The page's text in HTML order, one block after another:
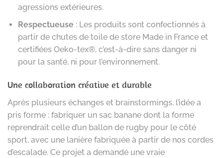
agressions extérieures.
Respectueuse: Les produits sont confectionnés à
partir de chutes de toile de store Made in France et
certifiées Oeko-tex®, c’est-à-dire sans danger ni
pour la santé, ni pour l’environnement.
Une collaboration créative et durable
Après plusieurs échanges et brainstormings, l’idée a
pris forme : fabriquer un sac banane dont la forme
reprendrait celle d’un ballon de rugby pour le côté
sport, avec une lanière fabriquée à partir de nos cordes
d’escalade. Ce projet a demandé une vraie